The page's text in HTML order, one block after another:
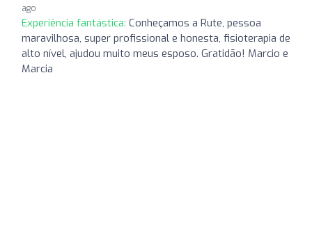
ago
Experiência fantástica: Conheçamos a Rute, pessoa
maravilhosa, super profissional e honesta, fisioterapia de
alto nível, ajudou muito meus esposo. Gratidão! Marcio e
Marcia